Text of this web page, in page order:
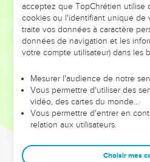
DE
ET SI LEURS ERREURS
VOTRES
leur foi ou leur vision. Mais on voit
et les saisons difficiles qu'ils ont
sont elles qui les
Dans cette conférence, leaders,
clés pour avancer avec plus de
acceptez que TopChrétien utilise
cookies ou l'identifiant unique de
traite vos données à caractère
données de navigation et les
votre compte utilisateur) dans les
Mesurer l'audience de notre
Vous permettre d'utiliser des
vidéo, des cartes du monde…
Vous permettre d'entrer en
relation aux utilisateurs.
Choisir mes